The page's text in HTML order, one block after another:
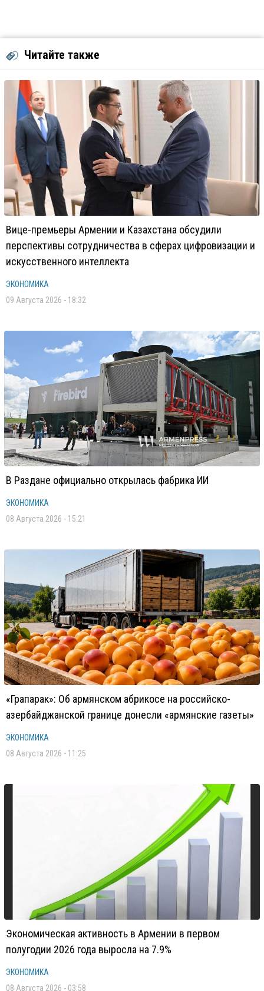
Читайте также
Вице-премьеры Армении и Казахстана обсудили
перспективы сотрудничества в сферах цифровизации и
искусственного интеллекта
ЭКОНОМИКА
09 Августа 2026 - 18:32
В Раздане официально открылась фабрика ИИ
ЭКОНОМИКА
08 Августа 2026 - 15:21
«Грапарак»: Об армянском абрикосе на российско-
азербайджанской границе донесли «армянские газеты»
ЭКОНОМИКА
08 Августа 2026 - 11:25
Экономическая активность в Армении в первом
полугодии 2026 года выросла на 7.9%
ЭКОНОМИКА
08 Августа 2026 - 03:58